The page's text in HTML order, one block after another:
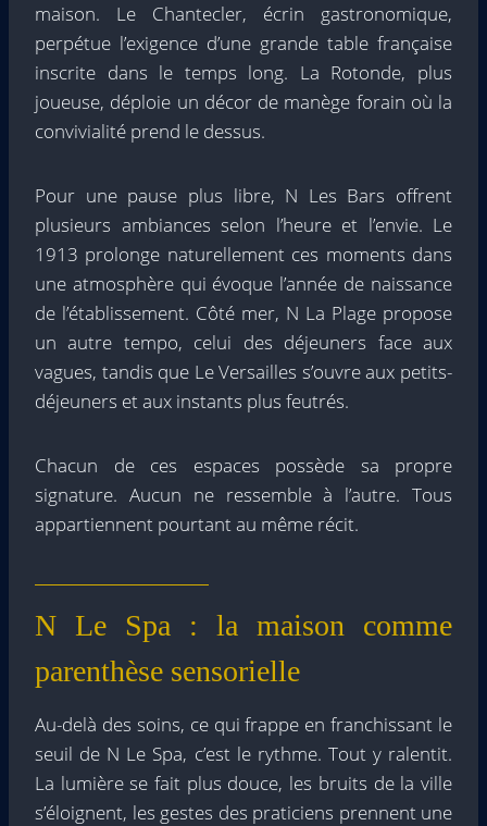
maison. Le Chantecler, écrin gastronomique,
perpétue l’exigence d’une grande table française
inscrite dans le temps long. La Rotonde, plus
joueuse, déploie un décor de manège forain où la
convivialité prend le dessus.
Pour une pause plus libre, N Les Bars offrent
plusieurs ambiances selon l’heure et l’envie. Le
1913 prolonge naturellement ces moments dans
une atmosphère qui évoque l’année de naissance
de l’établissement. Côté mer, N La Plage propose
un autre tempo, celui des déjeuners face aux
vagues, tandis que Le Versailles s’ouvre aux petits-
déjeuners et aux instants plus feutrés.
Chacun de ces espaces possède sa propre
signature. Aucun ne ressemble à l’autre. Tous
appartiennent pourtant au même récit.
N Le Spa : la maison comme
parenthèse sensorielle
Au-delà des soins, ce qui frappe en franchissant le
seuil de N Le Spa, c’est le rythme. Tout y ralentit.
La lumière se fait plus douce, les bruits de la ville
s’éloignent, les gestes des praticiens prennent une